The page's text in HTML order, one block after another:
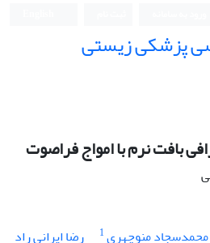
پزشکی زیستی
بافت نرم با امواج فراصوت
محمدسجاد منوچهری1 رضا ایرانی راد